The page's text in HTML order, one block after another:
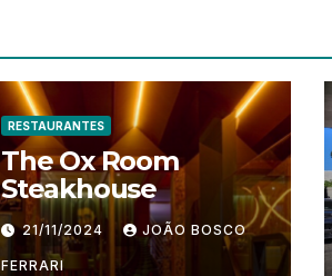
RESTAURANTES
The Ox Room
Steakhouse
21/11/2024 JOÃO BOSCO
FERRARI